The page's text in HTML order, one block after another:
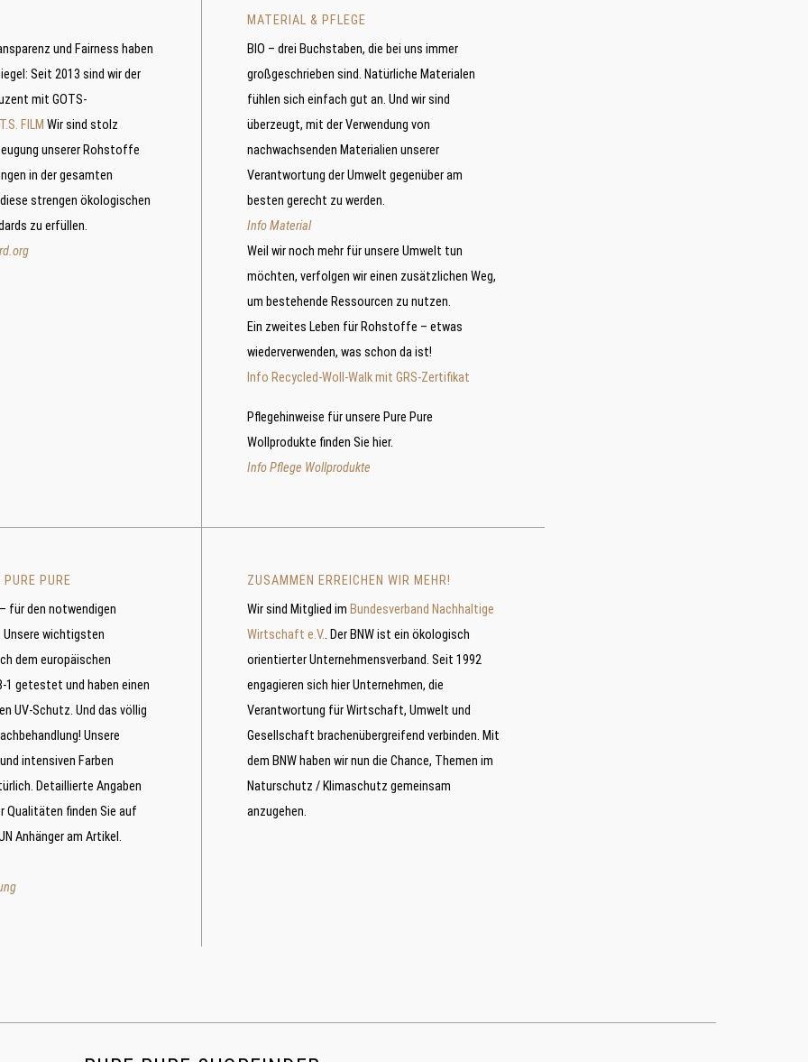
und Fairness haben
Seit 2013 sind wir der
mit GOTS-
FILM Wir sind stolz
unserer Rohstoffe
in der gesamten
strengen ökologischen
zu erfüllen.
MATERIAL & PFLEGE
BIO – drei Buchstaben, die bei uns immer
großgeschrieben sind. Natürliche Materialen
fühlen sich einfach gut an. Und wir sind
überzeugt, mit der Verwendung von
nachwachsenden Materialien unserer
Verantwortung der Umwelt gegenüber am
besten gerecht zu werden.
Info Material
Weil wir noch mehr für unsere Umwelt tun
möchten, verfolgen wir einen zusätzlichen Weg,
um bestehende Ressourcen zu nutzen.
Ein zweites Leben für Rohstoffe – etwas
wiederverwenden, was schon da ist!
Info Recycled-Woll-Walk mit GRS-Zertifikat
Pflegehinweise für unsere Pure Pure
Wollprodukte finden Sie hier.
Info Pflege Wollprodukte
PURE
für den notwendigen
wichtigsten
dem europäischen
1 getestet und haben einen
UV-Schutz. Und das völlig
Unsere
intensiven Farben
Detaillierte Angaben
Qualitäten finden Sie auf
Anhänger am Artikel.
ZUSAMMEN ERREICHEN WIR MEHR!
Wir sind Mitglied im Bundesverband Nachhaltige
Wirtschaft e.V.. Der BNW ist ein ökologisch
orientierter Unternehmensverband. Seit 1992
engagieren sich hier Unternehmen, die
Verantwortung für Wirtschaft, Umwelt und
Gesellschaft brachenübergreifend verbinden. Mit
dem BNW haben wir nun die Chance, Themen im
Naturschutz / Klimaschutz gemeinsam
anzugehen.